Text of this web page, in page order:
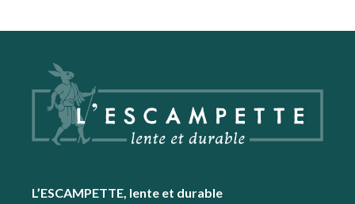
L’ESCAMPETTE, lente et durable